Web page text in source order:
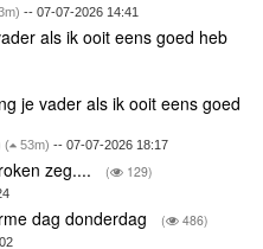
-- 07-07-2026 14:41
als ik ooit eens goed heb
je vader als ik ooit eens goed
( 53m) -- 07-07-2026 18:17
zeg.... ( 129)
dag donderdag ( 486)